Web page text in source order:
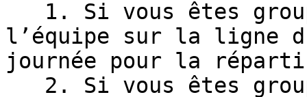
l’équipe sur la ligne
journée pour la